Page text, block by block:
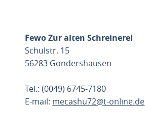
Fewo Zur alten Schreinerei
Schulstr. 15
56283 Gondershausen
Tel.: (0049) 6745-7180
E-mail: mecashu72@t-online.de